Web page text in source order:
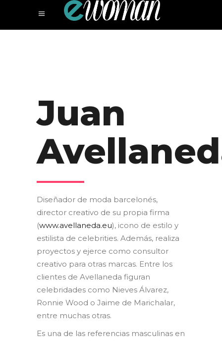
Juan
Diseñador de moda barcelonés,
director creativo de su propia firma
(www.avellaneda.eu), icono de estilo y
estilista de celebrities. Además, realiza
proyectos y ejerce como consultor
creativo para otras marcas. Entre los
clientes de Avellaneda figuran
celebridades como Nieves Álvarez,
Ronnie Wood o Jaime de Marichalar,
entre muchas otras.
Es una de las referencias masculinas en